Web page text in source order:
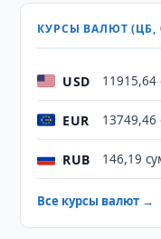
КУРСЫ ВАЛЮТ (ЦБ,
USD 11915,64
EUR 13749,46
RUB 146,19
Все курсы валют →